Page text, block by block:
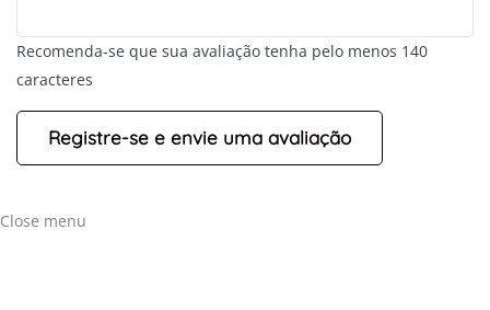
Recomenda-se que sua avaliação tenha pelo menos 140
caracteres
Close menu